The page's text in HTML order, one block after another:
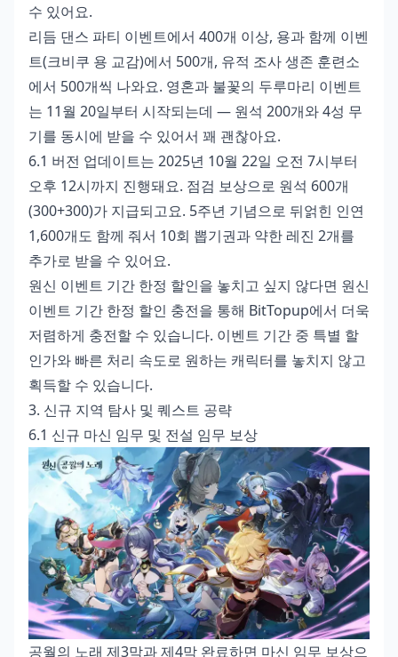
수 있어요.
리듬 댄스 파티 이벤트에서 400개 이상, 용과 함께 이벤
트(크비쿠 용 교감)에서 500개, 유적 조사 생존 훈련소
에서 500개씩 나와요. 영혼과 불꽃의 두루마리 이벤트
는 11월 20일부터 시작되는데 — 원석 200개와 4성 무
기를 동시에 받을 수 있어서 꽤 괜찮아요.
6.1 버전 업데이트는 2025년 10월 22일 오전 7시부터
오후 12시까지 진행돼요. 점검 보상으로 원석 600개
(300+300)가 지급되고요. 5주년 기념으로 뒤얽힌 인연
1,600개도 함께 줘서 10회 뽑기권과 약한 레진 2개를
추가로 받을 수 있어요.
원신 이벤트 기간 한정 할인을 놓치고 싶지 않다면 원신
이벤트 기간 한정 할인 충전을 통해 BitTopup에서 더욱
저렴하게 충전할 수 있습니다. 이벤트 기간 중 특별 할
인가와 빠른 처리 속도로 원하는 캐릭터를 놓치지 않고
획득할 수 있습니다.
3. 신규 지역 탐사 및 퀘스트 공략
6.1 신규 마신 임무 및 전설 임무 보상
공월의 노래 제3막과 제4막 완료하면 마신 임무 보상으